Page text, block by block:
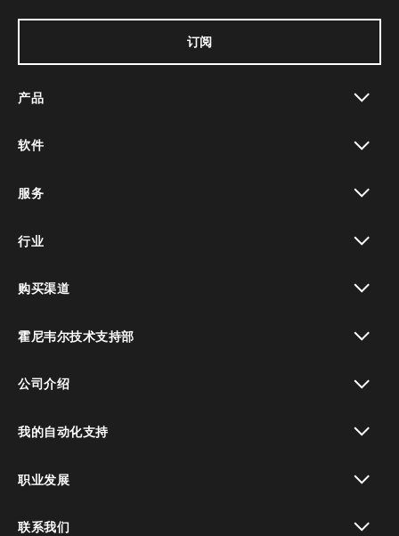
订阅
产品
软件
服务
行业
购买渠道
霍尼韦尔技术支持部
公司介绍
我的自动化支持
职业发展
联系我们